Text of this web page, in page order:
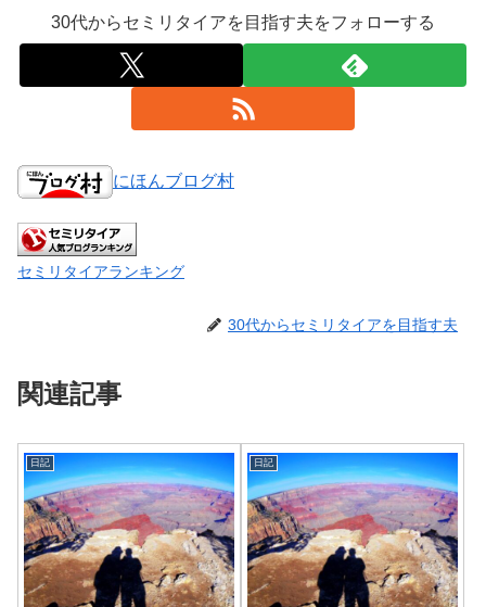
30代からセミリタイアを目指す夫をフォローする
にほんブログ村
セミリタイアランキング
30代からセミリタイアを目指す夫
関連記事
日記 日記